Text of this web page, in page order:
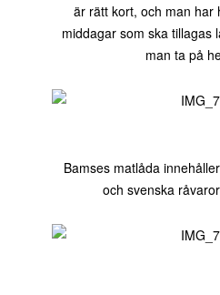
är rätt kort, och man har
middagar som ska tillagas
man ta på
Bamses matlåda
och svenska